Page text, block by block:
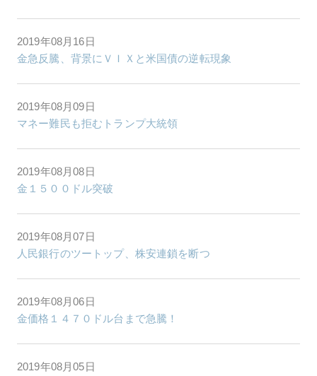
2019年08月16日
金急反騰、背景にＶＩＸと米国債の逆転現象
2019年08月09日
マネー難民も拒むトランプ大統領
2019年08月08日
金１５００ドル突破
2019年08月07日
人民銀行のツートップ、株安連鎖を断つ
2019年08月06日
金価格１４７０ドル台まで急騰！
2019年08月05日